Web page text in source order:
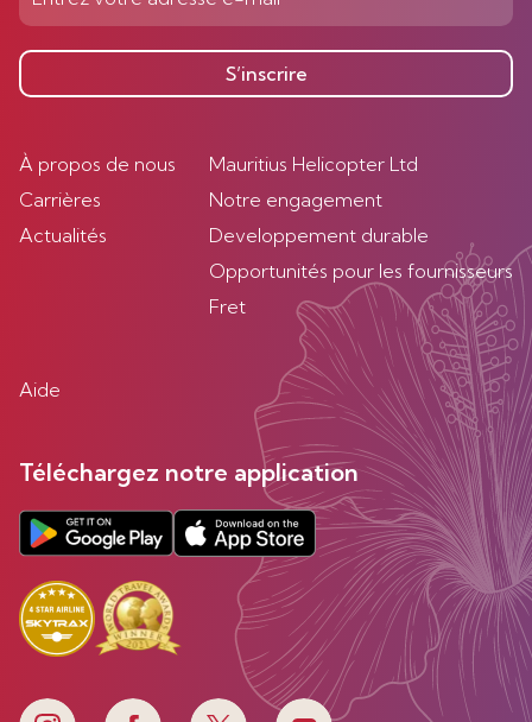
S’inscrire
À propos de nous
Carrières
Actualités
Mauritius Helicopter Ltd
Notre engagement
Developpement durable
Opportunités pour les fournisseurs
Fret
Aide
Téléchargez notre application